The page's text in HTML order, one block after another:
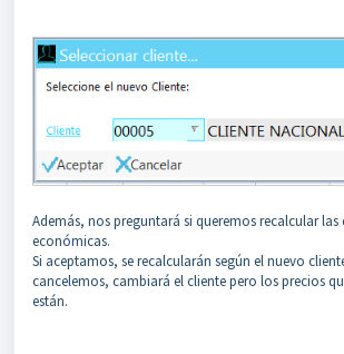
Además, nos preguntará si queremos recalcular
económicas.
Si aceptamos, se recalcularán según el nuevo
cancelemos, cambiará el cliente pero los precios
están.